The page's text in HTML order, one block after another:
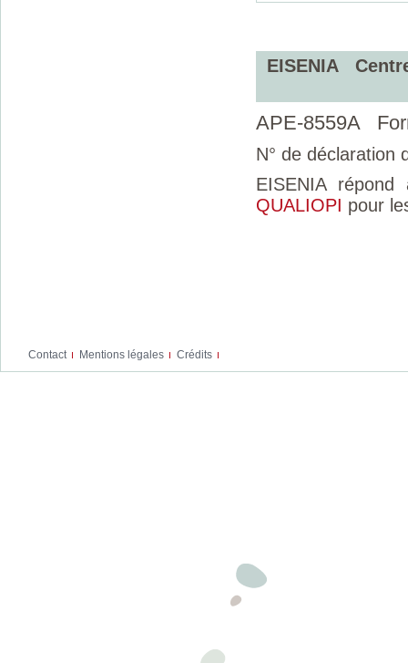
EISENIA
APE-8559A
N° de
EISENIA
QUALIOPI pour
Contact Mentions légales Crédits